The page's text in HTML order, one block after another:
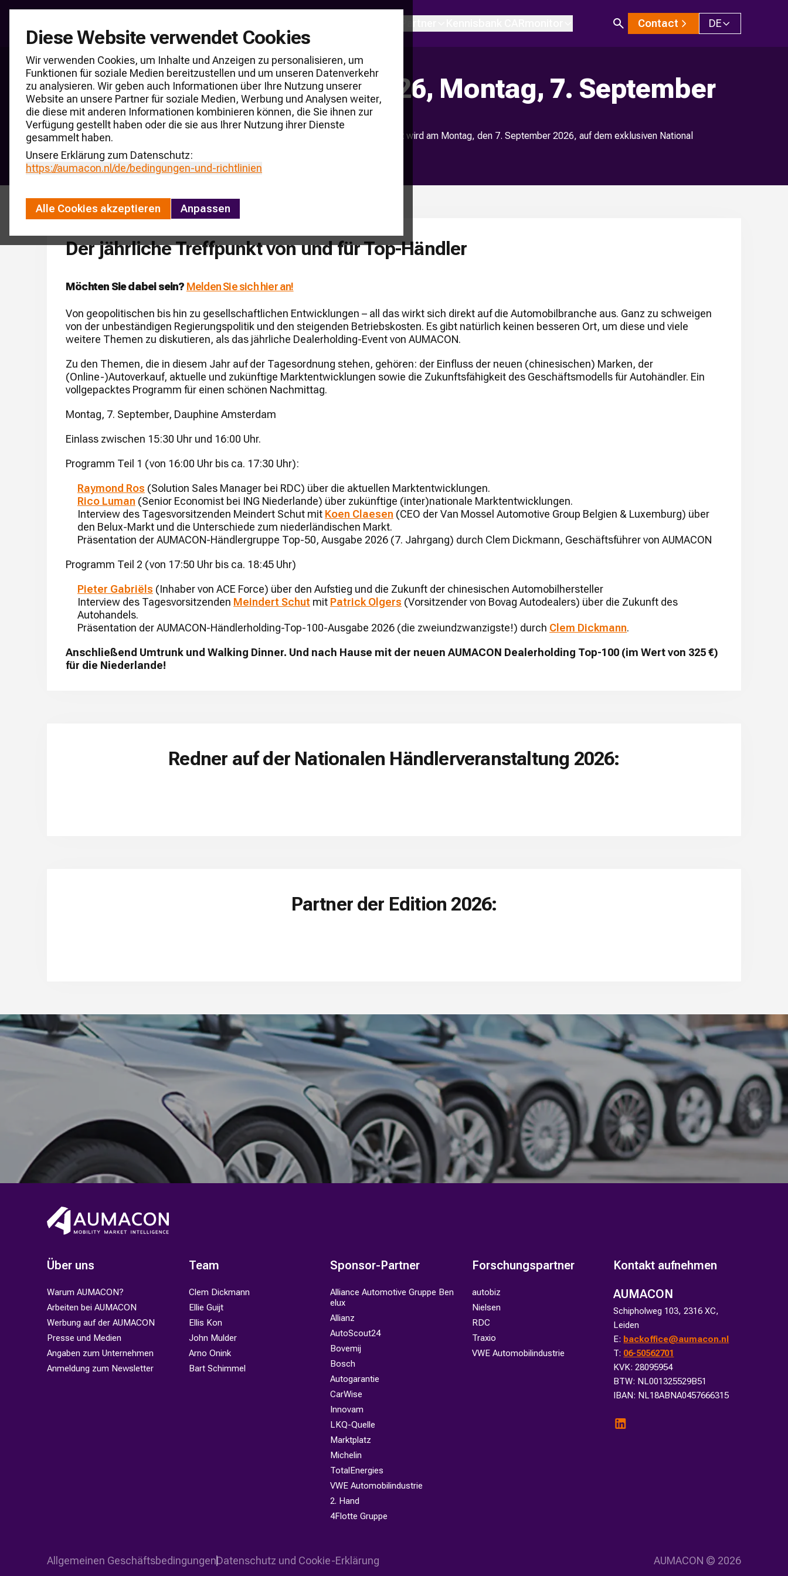
Diese Website verwendet Cookies
Wir verwenden Cookies, um Inhalte und Anzeigen zu personalisieren, um
Funktionen für soziale Medien bereitzustellen und um unseren Datenverkehr
zu analysieren. Wir geben auch Informationen über Ihre Nutzung unserer
Website an unsere Partner für soziale Medien, Werbung und Analysen weiter,
die diese mit anderen Informationen kombinieren können, die Sie ihnen zur
Verfügung gestellt haben oder die sie aus Ihrer Nutzung ihrer Dienste
gesammelt haben.
Unsere Erklärung zum Datenschutz:
https://aumacon.nl /de/bedingungen-und-richtlinien
Alle Cookies akzeptieren Anpassen
Contact DE
Nationale Händlertagung 2026, Montag, 7. September
Amsterdam
Die 22. Ausgabe der AUMACON Dealerholding Top-100 für den niederländischen Markt wird am Montag, den 7. September 2026, auf dem exklusiven National
Dealerholding Event im Dauphine Amsterdam vorgestellt.
Der jährliche Treffpunkt von und für Top-Händler
Möchten Sie dabei sein? Melden Sie sich hier an!
Von geopolitischen bis hin zu gesellschaftlichen Entwicklungen – all das wirkt sich direkt auf die Automobilbranche aus. Ganz zu schweigen
von der unbeständigen Regierungspolitik und den steigenden Betriebskosten. Es gibt natürlich keinen besseren Ort, um diese und viele
weitere Themen zu diskutieren, als das jährliche Dealerholding-Event von AUMACON.
Zu den Themen, die in diesem Jahr auf der Tagesordnung stehen, gehören: der Einfluss der neuen (chinesischen) Marken, der
(Online-)Autoverkauf, aktuelle und zukünftige Marktentwicklungen sowie die Zukunftsfähigkeit des Geschäftsmodells für Autohändler. Ein
vollgepacktes Programm für einen schönen Nachmittag.
Montag, 7. September, Dauphine Amsterdam
Einlass zwischen 15:30 Uhr und 16:00 Uhr.
Programm Teil 1 (von 16:00 Uhr bis ca. 17:30 Uhr):
Raymond Ros (Solution Sales Manager bei RDC) über die aktuellen Marktentwicklungen.
Rico Luman (Senior Economist bei ING Niederlande) über zukünftige (inter)nationale Marktentwicklungen.
Interview des Tagesvorsitzenden Meindert Schut mit Koen Claesen (CEO der Van Mossel Automotive Group Belgien & Luxemburg) über
den Belux-Markt und die Unterschiede zum niederländischen Markt.
Präsentation der AUMACON-Händlergruppe Top-50, Ausgabe 2026 (7. Jahrgang) durch Clem Dickmann, Geschäftsführer von AUMACON
Programm Teil 2 (von 17:50 Uhr bis ca. 18:45 Uhr)
Pieter Gabriëls (Inhaber von ACE Force) über den Aufstieg und die Zukunft der chinesischen Automobilhersteller
Interview des Tagesvorsitzenden Meindert Schut mit Patrick Olgers (Vorsitzender von Bovag Autodealers) über die Zukunft des
Autohandels.
Präsentation der AUMACON-Händlerholding-Top-100-Ausgabe 2026 (die zweiundzwanzigste!) durch Clem Dickmann.
Anschließend Umtrunk und Walking Dinner. Und nach Hause mit der neuen AUMACON Dealerholding Top-100 (im Wert von 325 €)
für die Niederlande!
Redner auf der Nationalen Händlerveranstaltung 2026:
Partner der Edition 2026:
Über uns
Warum AUMACON?
Arbeiten bei AUMACON
Werbung auf der AUMACON
Presse und Medien
Angaben zum Unternehmen
Anmeldung zum Newsletter
Team
Clem Dickmann
Ellie Guijt
Ellis Kon
John Mulder
Arno Onink
Bart Schimmel
Sponsor-Partner
Alliance Automotive Gruppe Ben
elux
Allianz
AutoScout24
Bovemij
Bosch
Autogarantie
CarWise
Innovam
LKQ-Quelle
Marktplatz
Michelin
TotalEnergies
VWE Automobilindustrie
2. Hand
4Flotte Gruppe
Forschungspartner
autobiz
Nielsen
RDC
Traxio
VWE Automobilindustrie
Kontakt aufnehmen
AUMACON
Schipholweg 103, 2316 XC,
Leiden
E: backoffice@aumacon.nl
T: 06-50562701
KVK: 28095954
BTW: NL001325529B51
IBAN: NL18ABNA0457666315
Allgemeinen GeschäftsbedingungenDatenschutz und Cookie-Erklärung AUMACON © 2026